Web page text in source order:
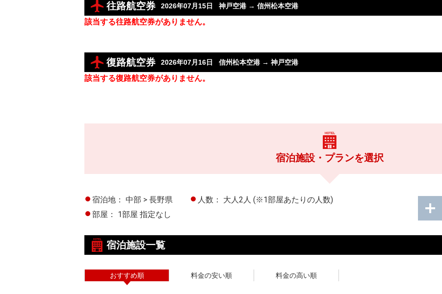
往路航空券 2026年07月15日 神戸空港 → 信州松本空港
該当する往路航空券がありません。
復路航空券 2026年07月16日 信州松本空港 → 神戸空港
該当する復路航空券がありません。
宿泊施設・プランを選択
宿泊地： 中部 > 長野県 人数： 大人2人 (※1部屋あたりの人数)
部屋：
1部屋 指定なし
宿泊施設一覧
おすすめ順 料金の安い順 料金の高い順